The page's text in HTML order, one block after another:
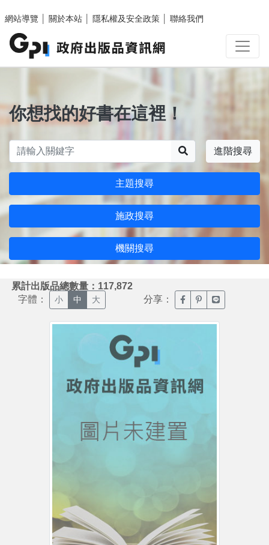
網站導覽
關於本站 隱私權及安全政策 聯絡我們
你想找的好書在這裡！
進階搜尋
主題搜尋
施政搜尋
機關搜尋
累計出版品總數量：117,872
字體： 小 中 大 分享： 臉書分享(另開新視窗)
噗浪分享(另開新
Line分享(另